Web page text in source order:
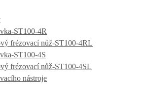
ST100-4R
frézovací nůž-ST100-4RL
ST100-4S
frézovací nůž-ST100-4SL
nástroje